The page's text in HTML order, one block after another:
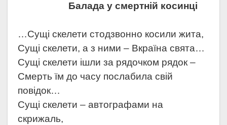
Балада у смертній косинці
…Сущі скелети стодзвонно косили жита,
Сущі скелети, а з ними – Вкраїна свята…
Сущі скелети ішли за рядочком рядок –
Смерть їм до часу послабила свій
повідок…
Сущі скелети – автографами на
скрижаль,